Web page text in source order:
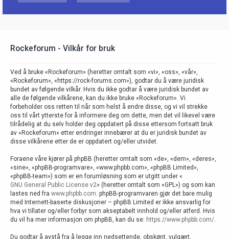
Rockeforum - Vilkår for bruk
Ved å bruke «Rockeforum» (heretter omtalt som «vi», «oss», «vår»,
«Rockeforum», «https://rock-forums.com»), godtar du å være juridisk
bundet av følgende vilkår. Hvis du ikke godtar å være juridisk bundet av
alle de følgende vilkårene, kan du ikke bruke «Rockeforum». Vi
forbeholder oss retten til når som helst å endre disse, og vi vil strekke
oss til vårt ytterste for å informere deg om dette, men det vil likevel være
tilrådelig at du selv holder deg oppdatert på disse ettersom fortsatt bruk
av «Rockeforum» etter endringer innebærer at du er juridisk bundet av
disse vilkårene etter de er oppdatert og/eller utvidet.
Foraene våre kjører på phpBB (heretter omtalt som «de», «dem», «deres»,
«sine», «phpBB-programvare», «www.phpbb.com», «phpBB Limited»,
«phpBB-team») som er en forumløsning som er utgitt under «
GNU General Public License v2» (heretter omtalt som «GPL») og som kan
lastes ned fra www.phpbb.com. phpBB-programvaren gjør det bare mulig
med Internett-baserte diskusjoner – phpBB Limited er ikke ansvarlig for
hva vi tillater og/eller forbyr som akseptabelt innhold og/eller atferd. Hvis
du vil ha mer informasjon om phpBB, kan du se: https://www.phpbb.com/.
Du godtar å avstå fra å legge inn nedsettende, obskønt, vulgært,